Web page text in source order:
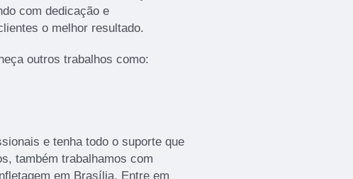
com dedicação e
o melhor resultado.
outros trabalhos como:
e tenha todo o suporte que
também trabalhamos com
em Brasília. Entre em